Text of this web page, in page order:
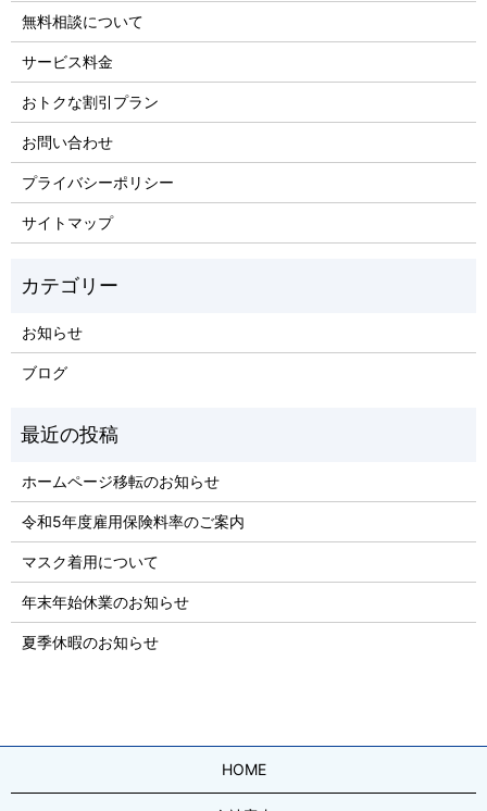
無料相談について
サービス料金
おトクな割引プラン
お問い合わせ
プライバシーポリシー
サイトマップ
お知らせ
ブログ
ホームページ移転のお知らせ
令和5年度雇用保険料率のご案内
マスク着用について
年末年始休業のお知らせ
夏季休暇のお知らせ
HOME